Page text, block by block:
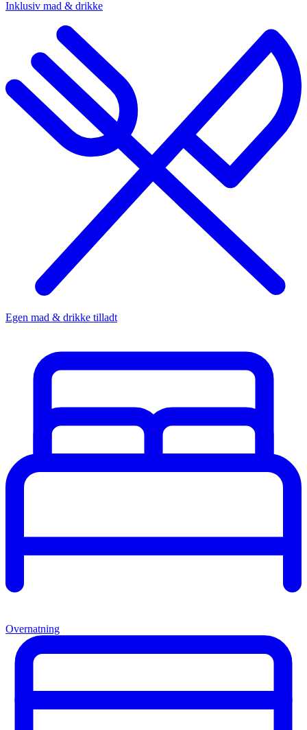
Inklusiv mad & drikke
Egen mad & drikke tilladt
Overnatning